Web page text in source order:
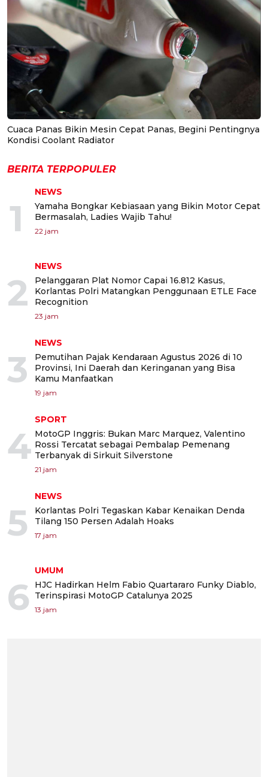
Cuaca Panas Bikin Mesin Cepat Panas, Begini Pentingnya
Kondisi Coolant Radiator
BERITA TERPOPULER
1
NEWS
Yamaha Bongkar Kebiasaan yang Bikin Motor Cepat
Bermasalah, Ladies Wajib Tahu!
22 jam
2
NEWS
Pelanggaran Plat Nomor Capai 16.812 Kasus,
Korlantas Polri Matangkan Penggunaan ETLE Face
Recognition
23 jam
3
NEWS
Pemutihan Pajak Kendaraan Agustus 2026 di 10
Provinsi, Ini Daerah dan Keringanan yang Bisa
Kamu Manfaatkan
19 jam
4
SPORT
MotoGP Inggris: Bukan Marc Marquez, Valentino
Rossi Tercatat sebagai Pembalap Pemenang
Terbanyak di Sirkuit Silverstone
21 jam
5
NEWS
Korlantas Polri Tegaskan Kabar Kenaikan Denda
Tilang 150 Persen Adalah Hoaks
17 jam
6
UMUM
HJC Hadirkan Helm Fabio Quartararo Funky Diablo,
Terinspirasi MotoGP Catalunya 2025
13 jam